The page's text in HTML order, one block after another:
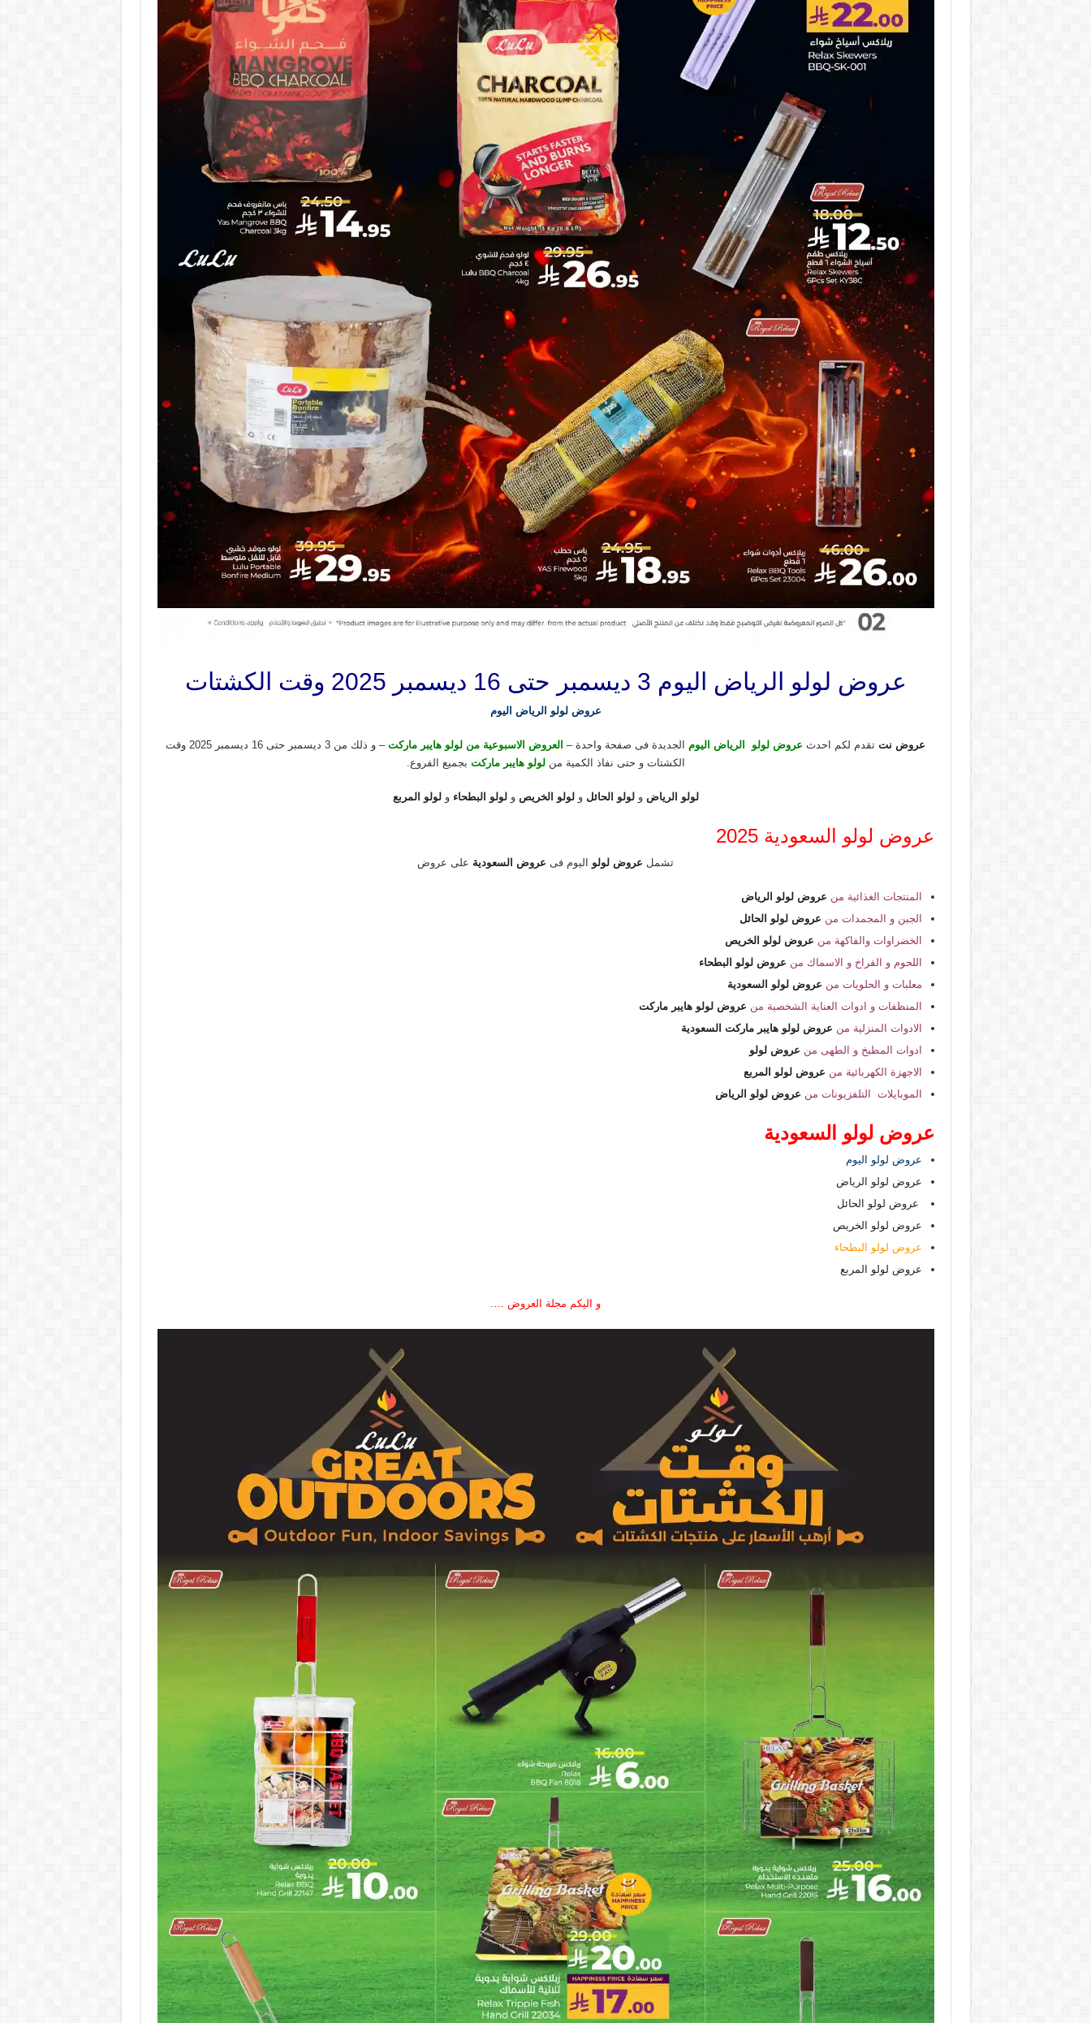
عروض لولو الرياض اليوم 3 ديسمبر حتى 16 ديسمبر 2025 وقت الكشتات
عروض لولو الرياض اليوم
عروض نت تقدم لكم احدث عروض لولو الرياض اليوم الجديدة فى صفحة واحدة – العروض الاسبوعية من لولو هايبر ماركت
– و ذلك من 3 ديسمبر حتى 16 ديسمبر 2025 وقت
الكشتات و حتى نفاذ الكمية منلولو هايبر ماركت بجميع الفروع.
لولو الرياض و لولو الحائل و لولو الخريص و لولو البطحاءو لولو المربع
عروض لولو السعودية 2025
تشمل عروض لولو اليوم فى عروض السعودية على عروض
المنتجات الغذائية من عروض لولو الرياض
الجبن و المجمدات من عروض لولو الحائل
الخضراوات والفاكهة من عروض لولو الخريص
اللحوم و الفراخ و الاسماك من عروض لولو البطحاء
معلبات و الحلويات من عروض لولو السعودية
المنظفات و ادوات العناية الشخصية من عروض لولو هايبر ماركت
الادوات المنزلية من عروض لولو هايبر ماركت السعودية
ادوات المطبخ و الطهى من عروض لولو
الاجهزة الكهربائية من عروض لولو المربع
الموبايلات التلفزيونات من عروض لولو الرياض
عروض لولو السعودية
عروض لولو اليوم
عروض لولو الرياض
عروض لولو الحائل
عروض لولو الخريص
عروض لولو البطحاء
عروض لولو المربع
و اليكم مجلة العروض ….